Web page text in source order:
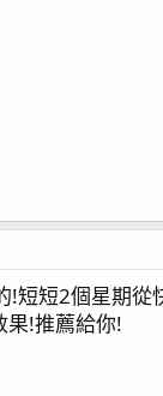
短短2個星期
果!推薦給你!